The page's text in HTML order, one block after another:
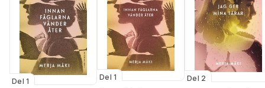
Del 1 Del 1 Del 2